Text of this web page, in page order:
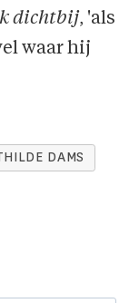
dichtbij, 'als
waar hij
DAMS